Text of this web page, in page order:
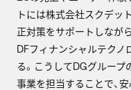
トには株式会社スクデッ
正対策をサポートしなが
DFフィナンシャルテクノ
る。こうしてDGグループ
事業を担当することで、